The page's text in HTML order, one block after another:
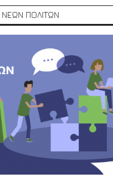
ΠΟΛΙΤΩΝ